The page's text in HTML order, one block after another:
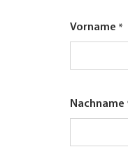
Vorname
Nachname